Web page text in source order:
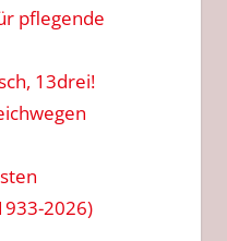
pflegende
13drei!
2026)